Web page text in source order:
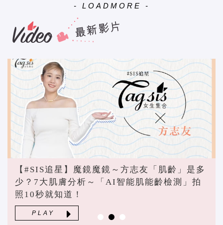
- LOADMORE -
【#SIS追星】魔鏡魔鏡～方志友「肌齡」是多
少？7大肌膚分析～「AI智能肌能齡檢測」拍
照10秒就知道！
PLAY